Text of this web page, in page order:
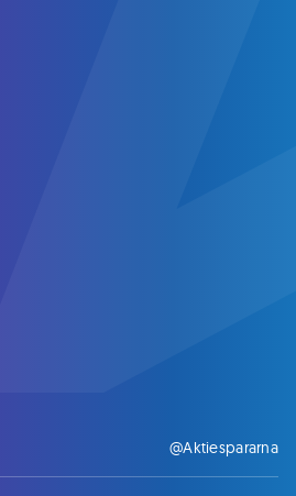
@Aktiespararna